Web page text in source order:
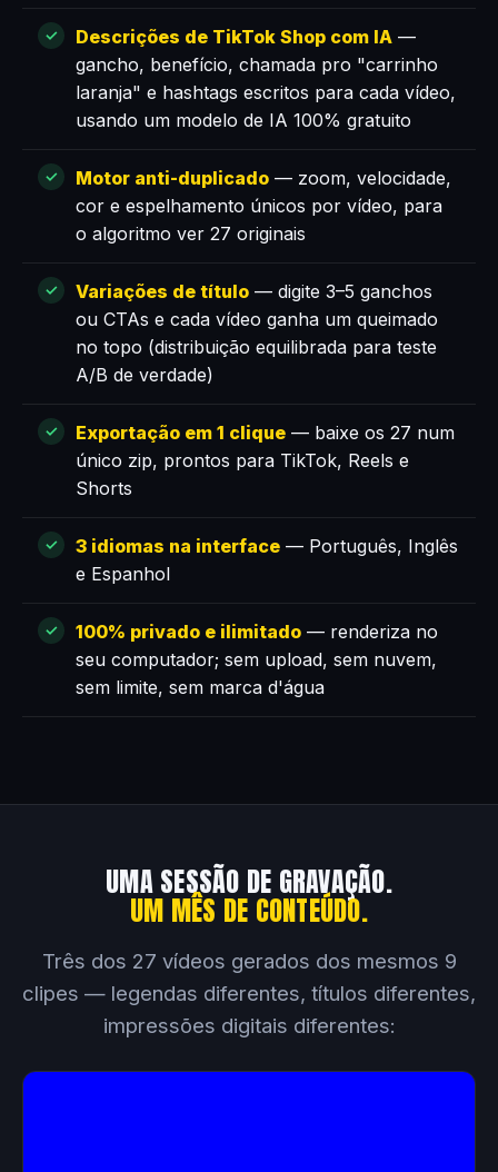
Descrições de TikTok Shop com IA —
gancho, benefício, chamada pro "carrinho
laranja" e hashtags escritos para cada vídeo,
usando um modelo de IA 100% gratuito
Motor anti-duplicado — zoom, velocidade,
cor e espelhamento únicos por vídeo, para
o algoritmo ver 27 originais
Variações de título — digite 3–5 ganchos
ou CTAs e cada vídeo ganha um queimado
no topo (distribuição equilibrada para teste
A/B de verdade)
Exportação em 1 clique — baixe os 27 num
único zip, prontos para TikTok, Reels e
Shorts
3 idiomas na interface — Português, Inglês
e Espanhol
100% privado e ilimitado — renderiza no
seu computador; sem upload, sem nuvem,
sem limite, sem marca d'água
UMA SESSÃO DE GRAVAÇÃO.
UM MÊS DE CONTEÚDO.
Três dos 27 vídeos gerados dos mesmos 9
clipes — legendas diferentes, títulos diferentes,
impressões digitais diferentes: